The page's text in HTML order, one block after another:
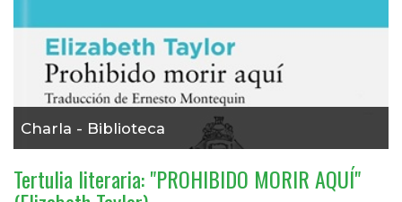
Charla - Biblioteca
Tertulia literaria: "PROHIBIDO MORIR AQUÍ"